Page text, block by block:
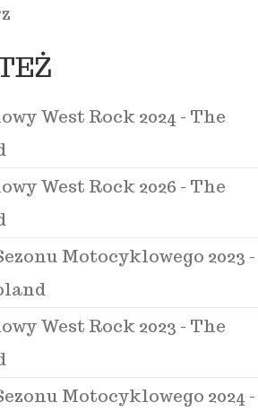
West Rock 2024 - The
West Rock 2026 - The
Motocyklowego 2023 -
West Rock 2023 - The
Motocyklowego 2024 -